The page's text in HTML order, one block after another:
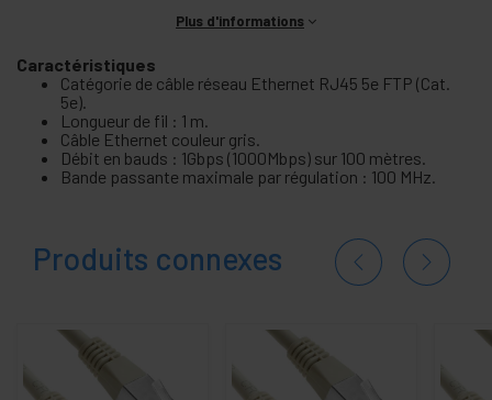
Plus d'informations
Caractéristiques
Catégorie de câble réseau Ethernet RJ45 5e FTP (Cat.
5e).
Longueur de fil : 1 m.
Câble Ethernet couleur gris.
Débit en bauds : 1Gbps (1000Mbps) sur 100 mètres.
Bande passante maximale par régulation : 100 MHz.
Produits connexes